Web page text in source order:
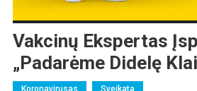
Vakcinų Ekspertas
„Padarėme Didelę
Koronavirusas Sveikata